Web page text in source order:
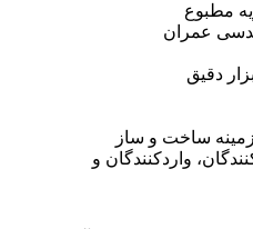
مطبوع
عمران
دقیق
ساخت و ساز
واردکنندگان و